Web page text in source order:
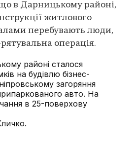
в Дарницькому районі,
житлового
перебувають люди,
операція.
районі сталося
на будівлю бізнес-
загоряння
авто. На
в 25-поверхову